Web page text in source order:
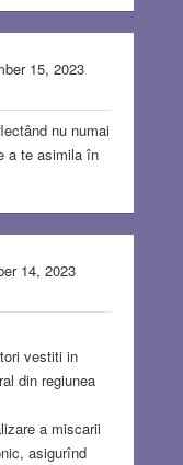
15, 2023
nu numai
a te asimila în
14, 2023
vestiti in
din regiunea
a miscarii
asigurînd